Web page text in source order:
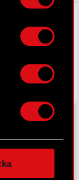
nawet
aktywnie
własne